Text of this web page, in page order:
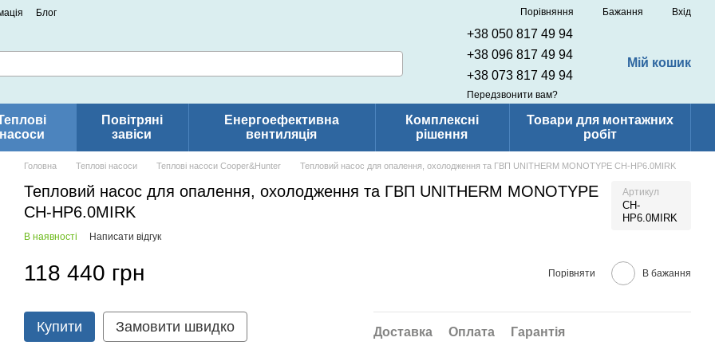
Блог Порівняння Бажання Вхід
+38 050 817 49 94
+38 096 817 49 94
+38 073 817 49 94
Передзвонити вам?
Мій кошик
насоси
Повітряні
завіси
Енергоефективна
вентиляція
Комплексні
рішення
Товари для монтажних
робіт
Головна Теплові насоси Теплові насоси Cooper&Hunter Тепловий насос для опалення, охолодження та ГВП UNITHERM MONOTYPE CH-HP6.0MIRK
Тепловий насос для опалення, охолодження та ГВП UNITHERM MONOTYPE
CH-HP6.0MIRK
Артикул
CH-
HP6.0MIRK
В наявності Написати відгук
118 440 грн Порівняти В бажання
Купити Замовити швидко Доставка Оплата Гарантія